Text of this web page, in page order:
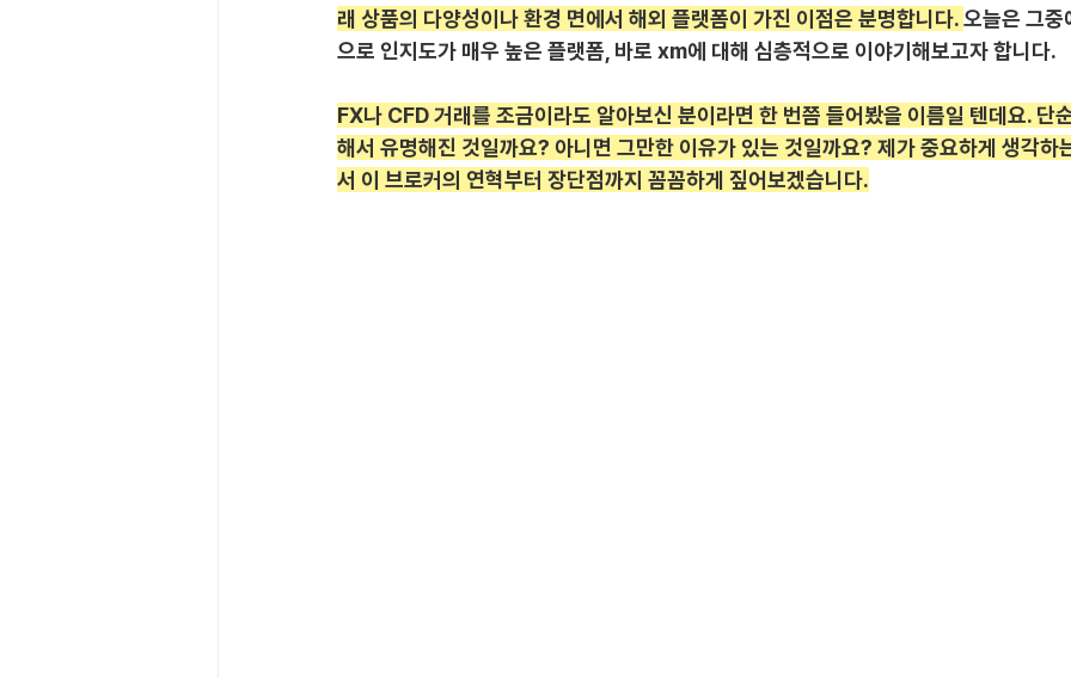
래 상품의 다양성이나 환경 면에서 해외 플랫폼이 가진 이점은 분명합니다. 오늘은 그중
으로 인지도가 매우 높은 플랫폼, 바로 xm에 대해 심층적으로 이야기해보고자 합니다.
FX나 CFD 거래를 조금이라도 알아보신 분이라면 한 번쯤 들어봤을 이름일 텐데요. 단
해서 유명해진 것일까요? 아니면 그만한 이유가 있는 것일까요? 제가 중요하게 생각하
서 이 브로커의 연혁부터 장단점까지 꼼꼼하게 짚어보겠습니다.